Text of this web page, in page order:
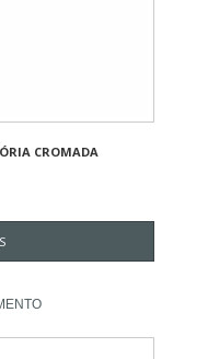
CROMADA